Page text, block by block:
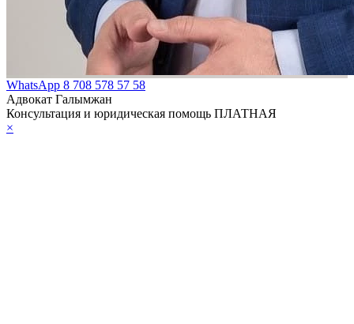
WhatsApp 8 708 578 57 58
Адвокат Галымжан
Консультация и юридическая помощь ПЛАТНАЯ
×